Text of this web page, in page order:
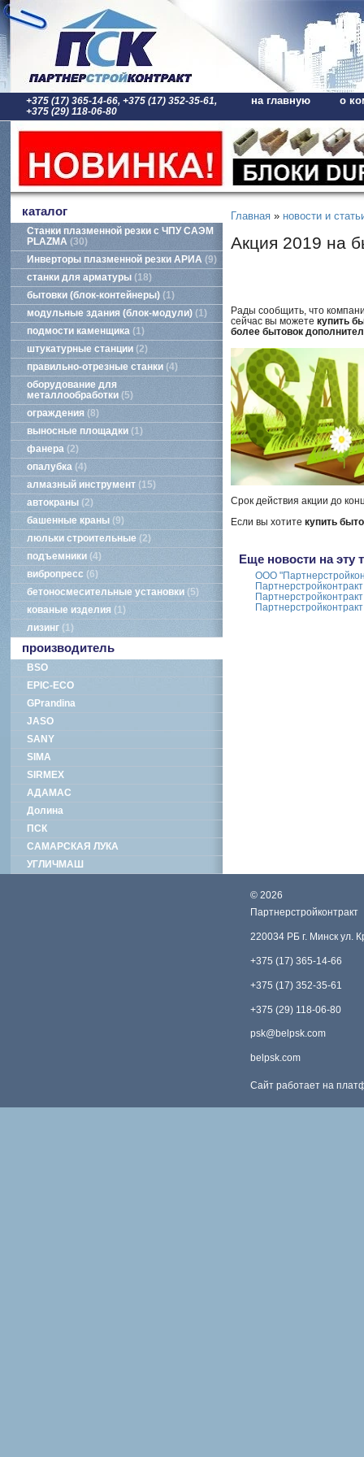
+375 (17) 365-14-66, +375 (17) 352-35-61,
+375 (29) 118-06-80
на главную о
каталог
Станки плазменной резки с ЧПУ САЭМ
PLAZMA 30
Инверторы плазменной резки АРИА 9
станки для арматуры 18
бытовки (блок-контейнеры) 1
модульные здания (блок-модули) 1
подмости каменщика 1
штукатурные станции 2
правильно-отрезные станки 4
оборудование для
металлообработки 5
ограждения 8
выносные площадки 1
фанера 2
опалубка 4
алмазный инструмент 15
автокраны 2
башенные краны 9
люльки строительные 2
подъемники 4
вибропресс 6
бетоносмесительные установки 5
кованые изделия
1
лизинг 1
производитель
BSO
EPIC-ECO
GPrandina
JASO
SANY
SIMA
SIRMEX
АДАМАС
Долина
ПСК
САМАРСКАЯ ЛУКА
УГЛИЧМАШ
Главная » новости и
Акция 2019 на
Рады сообщить, что
сейчас вы можете купить
более бытовок
Срок действия акции до
Если вы хотите купить
Еще новости на эту
ООО
© 2026
Партнерстройконтракт
220034 РБ г. Минск ул.
+375 (17) 365-14-66
+375 (17) 352-35-61
+375 (29) 118-06-80
psk@belpsk.com
belpsk.com
Сайт работает на